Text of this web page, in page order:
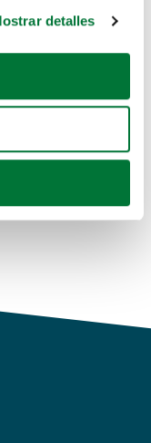
geográfica
activamente
(huellas
se procesan sus
sitio web con
y análisis
detalles